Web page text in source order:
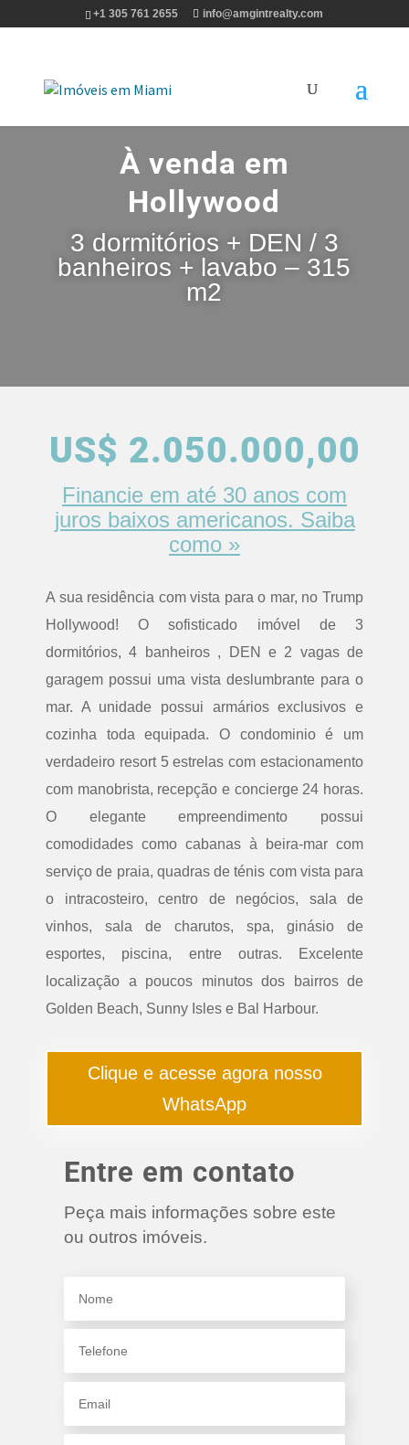
+1 305 761 2655 info@amgintrealty.com
À venda em
Hollywood
3 dormitórios + DEN / 3
banheiros + lavabo – 315
m2
US$ 2.050.000,00
Financie em até 30 anos com
juros baixos americanos. Saiba
como »
A sua residência com vista para o mar, no Trump
Hollywood! O sofisticado imóvel de 3
dormitórios, 4 banheiros , DEN e 2 vagas de
garagem possui uma vista deslumbrante para o
mar. A unidade possui armários exclusivos e
cozinha toda equipada. O condominio é um
verdadeiro resort 5 estrelas com estacionamento
com manobrista, recepção e concierge 24 horas.
O elegante empreendimento possui
comodidades como cabanas à beira-mar com
serviço de praia, quadras de ténis com vista para
o intracosteiro, centro de negócios, sala de
vinhos, sala de charutos, spa, ginásio de
esportes, piscina, entre outras. Excelente
localização a poucos minutos dos bairros de
Golden Beach, Sunny Isles e Bal Harbour.
Clique e acesse agora nosso
WhatsApp
Entre em contato
Peça mais informações sobre este
ou outros imóveis.